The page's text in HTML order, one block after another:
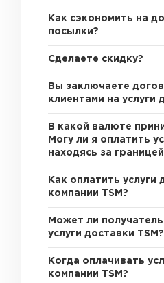
Как сэкономить на
посылки?
Сделаете скидку?
Вы заключаете
клиентами на услуги
В какой валюте
Могу ли я оплатить
находясь за
Как оплатить услуги
компании TSM?
Может ли
услуги доставки TSM?
Когда оплачивать
компании TSM?